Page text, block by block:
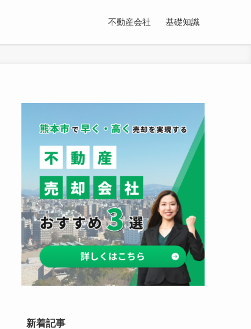
不動産会社 基礎知識
新着記事